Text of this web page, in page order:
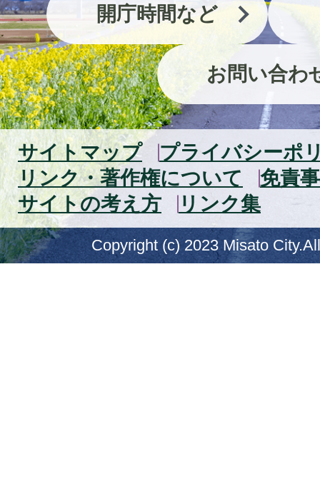
開庁時間など
お問い合わ
サイトマップ
プライバシーポ
リンク・著作権について
免責
サイトの考え方
リンク集
Copyright (c) 2023 Misato